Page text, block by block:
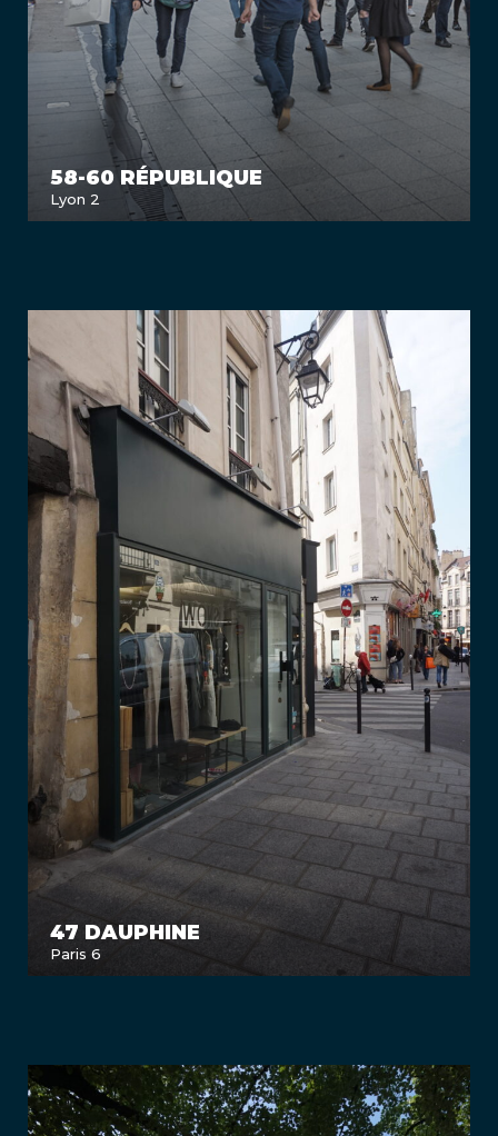
58-60 RÉPUBLIQUE
Lyon 2
47 DAUPHINE
Paris 6